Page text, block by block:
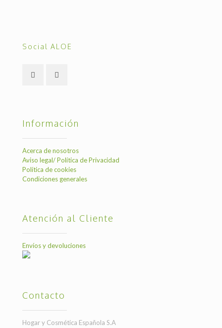
Social ALOE
Información
Acerca de nosotros
Aviso legal/ Política de Privacidad
Política de cookies
Condiciones generales
Atención al Cliente
Envíos y devoluciones
Contacto
Hogar y Cosmética Española S.A